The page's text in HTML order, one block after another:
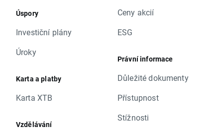
Úspory
Investiční plány
Úroky
Karta a platby
Karta XTB
Vzdělávání
Ceny akcií
ESG
Právní informace
Důležité dokumenty
Přístupnost
Stížnosti